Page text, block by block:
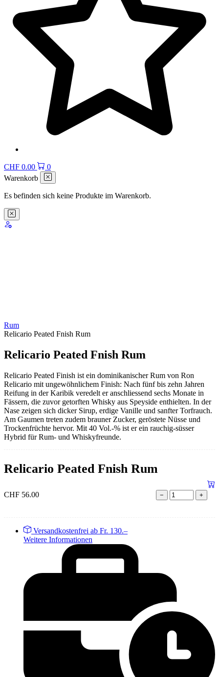
CHF 0.00
0
Warenkorb
Es befinden sich keine Produkte im Warenkorb.
Rum
Relicario Peated Fnish Rum
Relicario Peated Fnish Rum
Relicario Peated Finish ist ein dominikanischer Rum von Ron
Relicario mit ungewöhnlichem Finish: Nach fünf bis zehn Jahren
Reifung in der Karibik veredelt er anschliessend sechs Monate in
Fässern, die zuvor getorften Whisky aus Speyside enthielten. In der
Nase zeigen sich dicker Sirup, erdige Vanille und sanfter Torfrauch.
Am Gaumen treten zudem brauner Zucker, geröstete Nüsse und
Trockenfrüchte hervor. Mit 40 Vol.-% ist er ein rauchig-süsser
Hybrid für Rum- und Whiskyfreunde.
Relicario Peated Fnish Rum
CHF 56.00 − +
Versandkostenfrei ab Fr. 130.–
Weitere Informationen